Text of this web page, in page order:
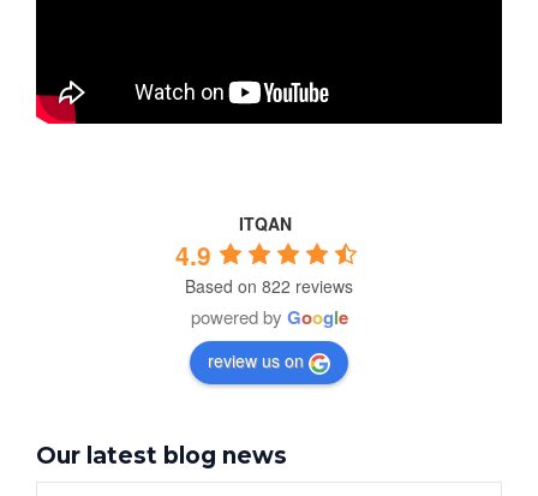
ITQAN
4.9
Based on 822 reviews
powered by Google
review us on
Our latest blog news